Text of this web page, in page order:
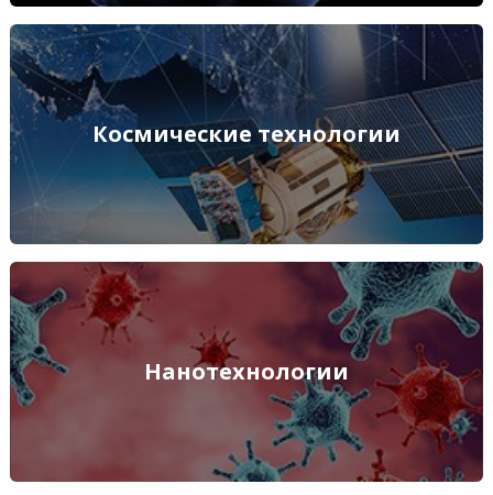
Космические технологии
Космические технологии
ПОДРОБНЕЕ
Нанотехнологии
Нанотехнологии
ПОДРОБНЕЕ